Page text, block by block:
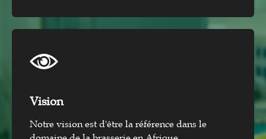
Vision​
Notre vision est d'être la référence dans le